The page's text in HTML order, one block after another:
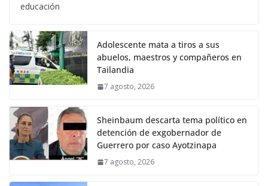
educación
Adolescente mata a tiros a sus
abuelos, maestros y compañeros en
Tailandia
7 agosto, 2026
Sheinbaum descarta tema político en
detención de exgobernador de
Guerrero por caso Ayotzinapa
7 agosto, 2026